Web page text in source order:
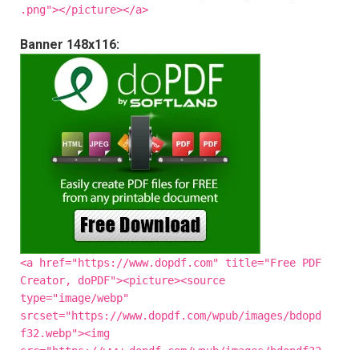
.png"></picture></a>
Banner 148x116:
<a href="https://www.dopdf.com" title="Free PDF
Creator, doPDF"><picture><source
type="image/webp"
srcset="https://www.dopdf.com/wpub/images/bdopd
f32.webp"><img